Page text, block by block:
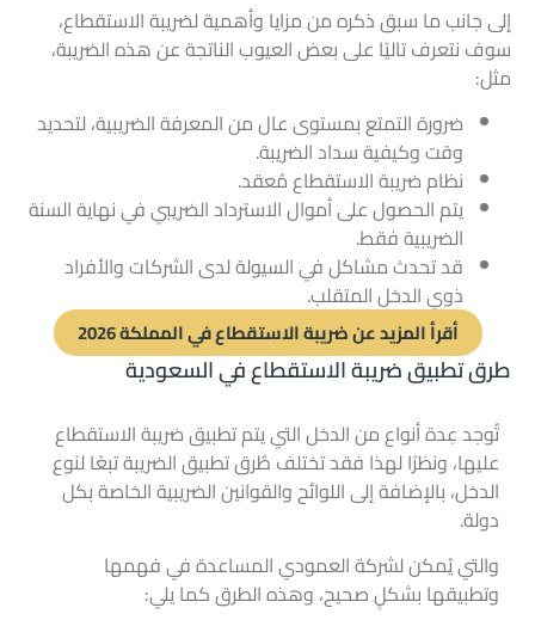
إلى جانب ما سبق ذكره من مزايا وأهمية لضريبة الاستقطاع،
سوف نتعرف تاليًا على بعض العيوب الناتجة عن هذه الضريبة،
مثل:
ضرورة التمتع بمستوى عال من المعرفة الضريبية، لتحديد
وقت وكيفية سداد الضريبة.
نظام ضريبة الاستقطاع مُعقد.
يتم الحصول على أموال الاسترداد الضريبي في نهاية السنة
الضريبية فقط.
قد تحدث مشاكل في السيولة لدى الشركات والأفراد
ذوي الدخل المتقلب.
أقرأ المزيد عن ضريبة الاستقطاع في المملكة 2026
طرق تطبيق ضريبة الاستقطاع في السعودية
تُوجد عِدة أنواع من الدخل التي يتم تطبيق ضريبة الاستقطاع
عليها، ونظرًا لهذا فقد تختلف طُرق تطبيق الضريبة تبعًا لنوع
الدخل، بالإضافة إلى اللوائح والقوانين الضريبية الخاصة بكل
دولة.
والتي يُمكن لشركة العمودي المساعدة في فهمها
وتطبيقها بشكلٍ صحيح، وهذه الطرق كما يلي: